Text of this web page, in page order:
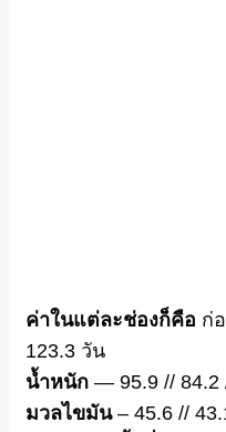
ค่าในแต่ละช่องก็คือ ก่
123.3 วัน
น้ำหนัก — 95.9 // 84.2
มวลไขมัน– 45.6 //